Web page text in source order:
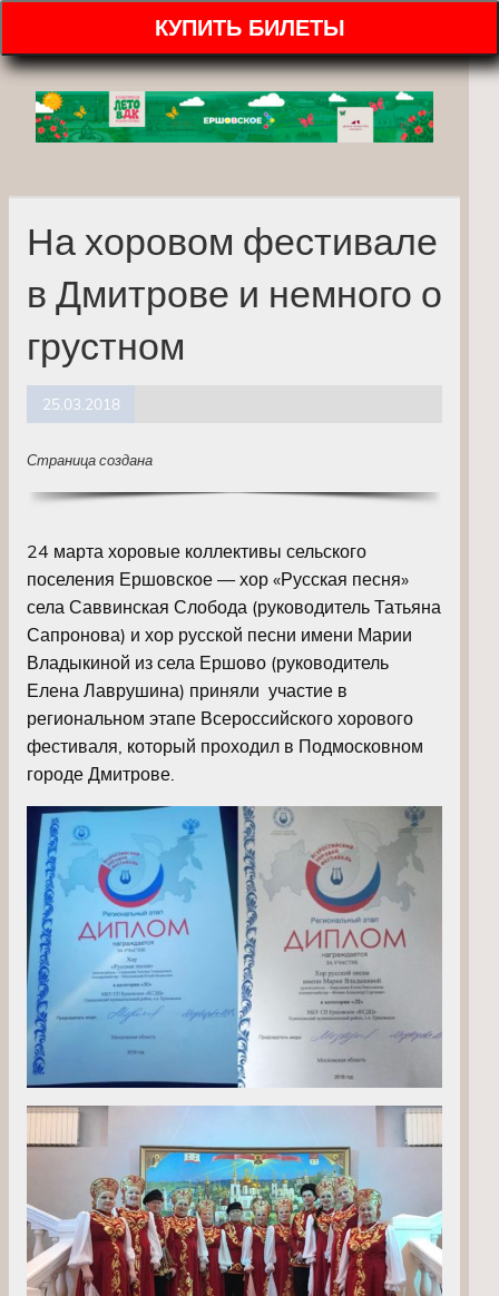
КУПИТЬ БИЛЕТЫ
На хоровом фестивале
в Дмитрове и немного о
грустном
25.03.2018
Страница создана
24 марта хоровые коллективы сельского
поселения Ершовское — хор «Русская песня»
села Саввинская Слобода (руководитель Татьяна
Сапронова) и хор русской песни имени Марии
Владыкиной из села Ершово (руководитель
Елена Лаврушина) приняли участие в
региональном этапе Всероссийского хорового
фестиваля, который проходил в Подмосковном
городе Дмитрове.